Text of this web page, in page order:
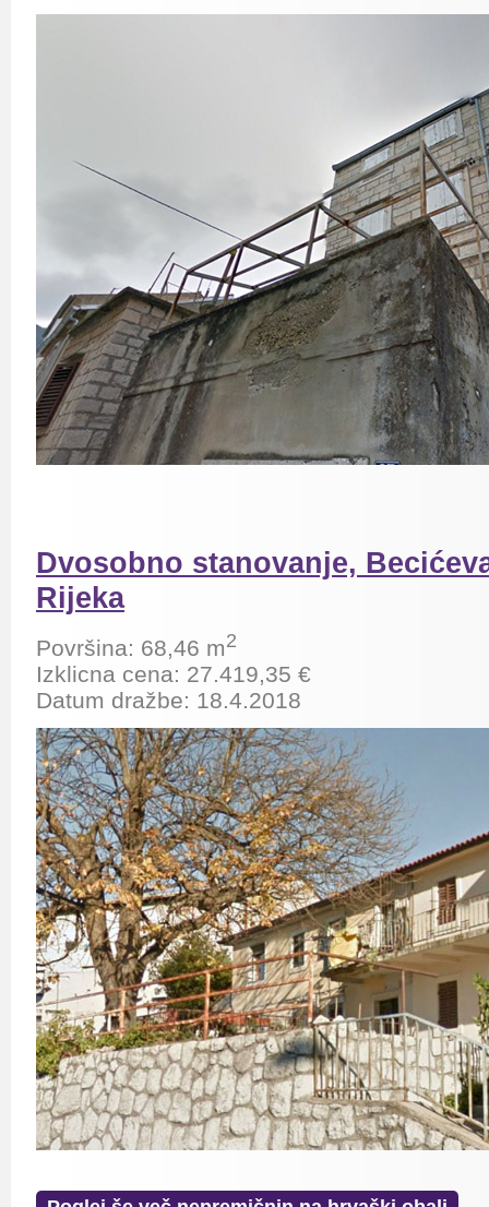
Dvosobno stanovanje,
Rijeka
Površina: 68,46 m2
Izklicna cena: 27.419,35 €
Datum dražbe: 18.4.2018